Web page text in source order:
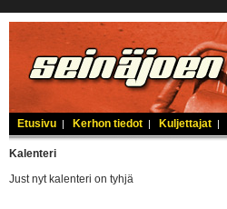
Etusivu | Kerhon tiedot | Kuljettajat |
Kalenteri
Just nyt kalenteri on tyhjä